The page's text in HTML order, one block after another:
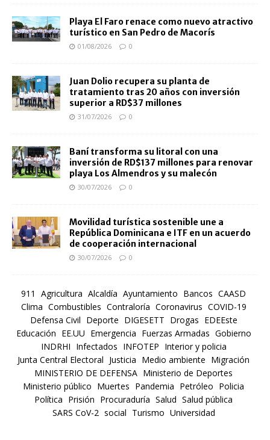
Playa El Faro renace como nuevo atractivo
turístico en San Pedro de Macorís
01/08/2026 0
Juan Dolio recupera su planta de
tratamiento tras 20 años con inversión
superior a RD$37 millones
31/07/2026 0
Baní transforma su litoral con una
inversión de RD$137 millones para renovar
playa Los Almendros y su malecón
30/07/2026 0
Movilidad turística sostenible une a
República Dominicana e ITF en un acuerdo
de cooperación internacional
30/07/2026 0
911 Agricultura Alcaldía Ayuntamiento Bancos CAASD
Clima Combustibles Contraloría Coronavirus COVID-19
Defensa Civil Deporte DIGESETT Drogas EDEEste
Educación EE.UU Emergencia Fuerzas Armadas Gobierno
INDRHI Infectados INFOTEP Interior y policia
Junta Central Electoral Justicia Medio ambiente Migración
MINISTERIO DE DEFENSA Ministerio de Deportes
Ministerio público Muertes Pandemia Petróleo Policia
Política Prisión Procuraduría Salud Salud pública
SARS CoV-2 social Turismo Universidad